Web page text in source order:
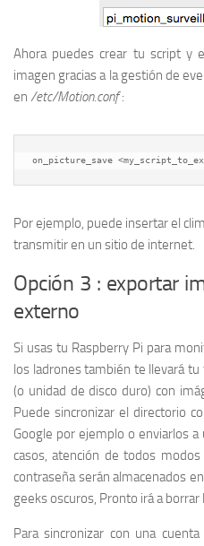
Ahora puedes crear tu script y
imagen gracias a la gestión de
en /etc/Motion.conf:
on_picture_save
Por ejemplo, puede insertar el
transmitir en un sitio de internet.
Opción 3 : exportar
externo
Si usas tu Raspberry Pi para
los ladrones también te llevará
(o unidad de disco duro) con
Puede sincronizar el directorio
Google por ejemplo o enviarlos
casos, atención de todos
contraseña serán almacenados
geeks oscuros, Pronto irá a
Para sincronizar con una